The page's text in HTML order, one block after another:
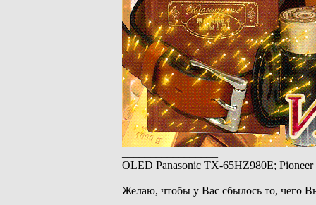
OLED Panasonic TX-65HZ980E;
Желаю, чтобы у Вас сбылось то, чего